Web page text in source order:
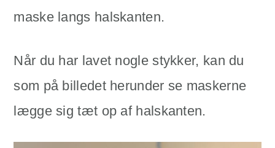
maske langs halskanten.
Når du har lavet nogle stykker, kan du
som på billedet herunder se maskerne
lægge sig tæt op af halskanten.